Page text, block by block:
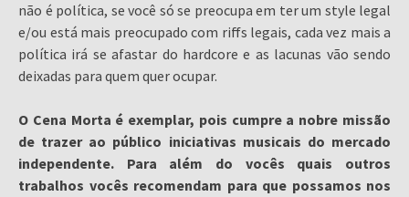
não é política, se você só se preocupa em ter um style legal
e/ou está mais preocupado com riffs legais, cada vez mais a
política irá se afastar do hardcore e as lacunas vão sendo
deixadas para quem quer ocupar.
O Cena Morta é exemplar, pois cumpre a nobre missão
de trazer ao público iniciativas musicais do mercado
independente. Para além do vocês quais outros
trabalhos vocês recomendam para que possamos nos